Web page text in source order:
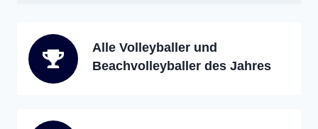
Alle Volleyballer und
Beachvolleyballer des Jahres